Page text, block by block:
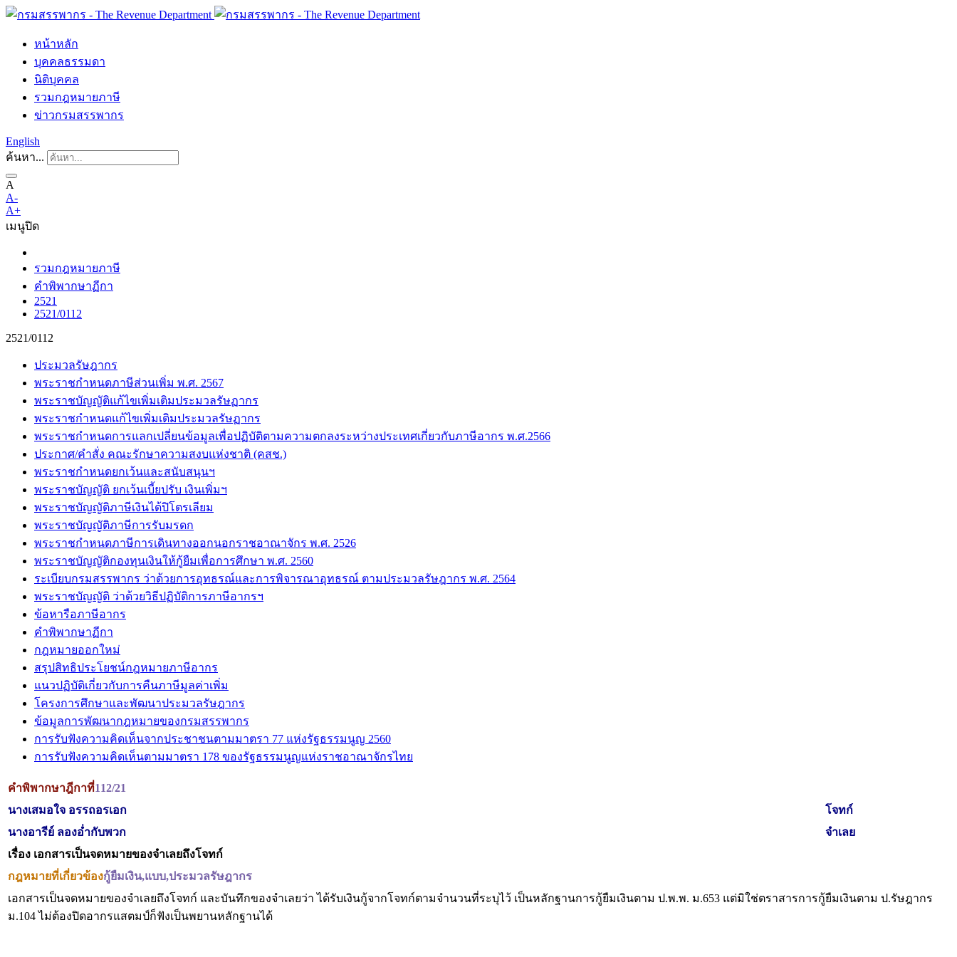
หน้าหลัก
บุคคลธรรมดา
นิติบุคคล
รวมกฎหมายภาษี
ข่าวกรมสรรพากร
English
ค้นหา...
A
A-
A+
เมนูปิด
รวมกฎหมายภาษี
คำพิพากษาฏีกา
2521
2521/0112
2521/0112
ประมวลรัษฎากร
พระราชกำหนดภาษีส่วนเพิ่ม พ.ศ. 2567
พระราชบัญญัติแก้ไขเพิ่มเติมประมวลรัษฏากร
พระราชกำหนดแก้ไขเพิ่มเติมประมวลรัษฏากร
พระราชกำหนดการแลกเปลี่ยนข้อมูลเพื่อปฏิบัติตามความตกลงระหว่างประเทศเกี่ยวกับภาษีอากร พ.ศ.2566
ประกาศ/คำสั่ง คณะรักษาความสงบแห่งชาติ (คสช.)
พระราชกำหนดยกเว้นและสนับสนุนฯ
พระราชบัญญัติ ยกเว้นเบี้ยปรับ เงินเพิ่มฯ
พระราชบัญญัติภาษีเงินได้ปิโตรเลียม
พระราชบัญญัติภาษีการรับมรดก
พระราชกำหนดภาษีการเดินทางออกนอกราชอาณาจักร พ.ศ. 2526
พระราชบัญญัติกองทุนเงินให้กู้ยืมเพื่อการศึกษา พ.ศ. 2560
ระเบียบกรมสรรพากร ว่าด้วยการอุทธรณ์และการพิจารณาอุทธรณ์ ตามประมวลรัษฎากร พ.ศ. 2564
พระราชบัญญัติ ว่าด้วยวิธีปฏิบัติการภาษีอากรฯ
ข้อหารือภาษีอากร
คำพิพากษาฏีกา
กฎหมายออกใหม่
สรุปสิทธิประโยชน์กฎหมายภาษีอากร
แนวปฏิบัติเกี่ยวกับการคืนภาษีมูลค่าเพิ่ม
โครงการศึกษาและพัฒนาประมวลรัษฎากร
ข้อมูลการพัฒนากฎหมายของกรมสรรพากร
การรับฟังความคิดเห็นจากประชาชนตามมาตรา 77 แห่งรัฐธรรมนูญ 2560
การรับฟังความคิดเห็นตามมาตรา 178 ของรัฐธรรมนูญแห่งราชอาณาจักรไทย
คำพิพากษาฎีกาที่112/21
นางเสมอใจ อรรถอรเอก
โจทก์
นางอารีย์ ลองอ่ำกับพวก
จำเลย
เรื่อง เอกสารเป็นจดหมายของจำเลยถึงโจทก์
กฎหมายที่เกี่ยวข้องกู้ยืมเงิน,แบบ,ประมวลรัษฎากร
เอกสารเป็นจดหมายของจำเลยถึงโจทก์ และบันทึกของจำเลยว่า ได้รับเงินกู้จากโจทก์ตามจำนวนที่ระบุไว้ เป็นหลักฐานการกู้ยืมเงินตาม ป.พ.พ. ม.653 แต่มิใช่ตราสารการกู้ยืมเงินตาม ป.รัษฎากร
ม.104 ไม่ต้องปิดอากรแสตมป์ก็ฟังเป็นพยานหลักฐานได้